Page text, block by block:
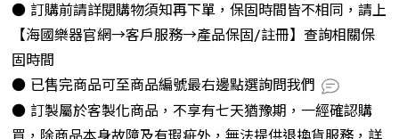
● 訂購前請詳閱購物須知再下單，保固時間皆不相同，請上
【海國樂器官網→客戶服務→產品保固/註冊】查詢相關保
固時間
● 已售完商品可至商品編號最右邊點選詢問我們
● 訂製屬於客製化商品，不享有七天猶豫期，一經確認購